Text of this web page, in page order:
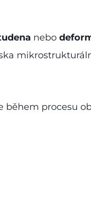
nebo
během procesu